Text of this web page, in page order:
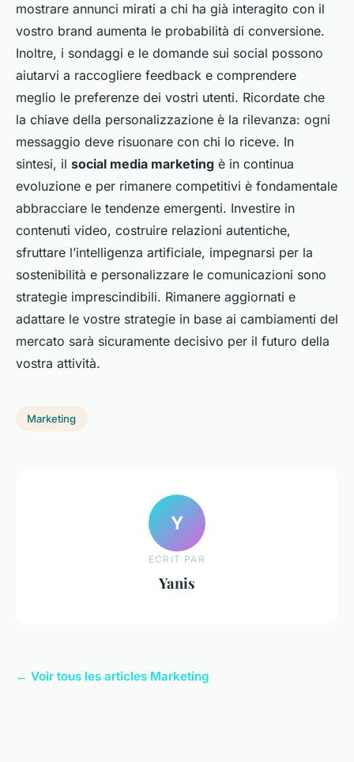
mostrare annunci mirati a chi ha già interagito con il
vostro brand aumenta le probabilità di conversione.
Inoltre, i sondaggi e le domande sui social possono
aiutarvi a raccogliere feedback e comprendere
meglio le preferenze dei vostri utenti. Ricordate che
la chiave della personalizzazione è la rilevanza: ogni
messaggio deve risuonare con chi lo riceve. In
sintesi, il social media marketing è in continua
evoluzione e per rimanere competitivi è fondamentale
abbracciare le tendenze emergenti. Investire in
contenuti video, costruire relazioni autentiche,
sfruttare l’intelligenza artificiale, impegnarsi per la
sostenibilità e personalizzare le comunicazioni sono
strategie imprescindibili. Rimanere aggiornati e
adattare le vostre strategie in base ai cambiamenti del
mercato sarà sicuramente decisivo per il futuro della
vostra attività.
Marketing
Y
ECRIT PAR
Yanis
← Voir tous les articles Marketing